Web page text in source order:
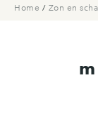
Home / Zon en